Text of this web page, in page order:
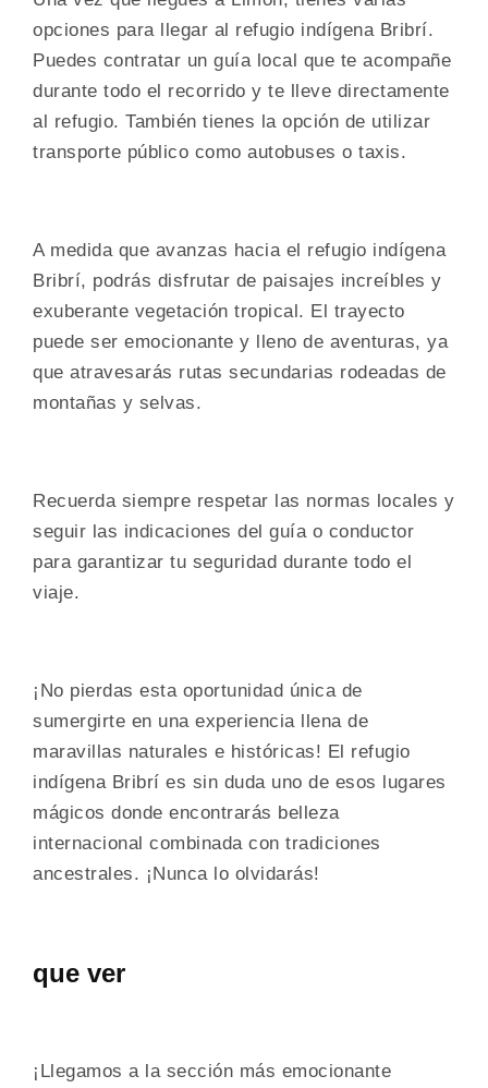
opciones para llegar al refugio indígena Bribrí.
Puedes contratar un guía local que te acompañe
durante todo el recorrido y te lleve directamente
al refugio. También tienes la opción de utilizar
transporte público como autobuses o taxis.
A medida que avanzas hacia el refugio indígena
Bribrí, podrás disfrutar de paisajes increíbles y
exuberante vegetación tropical. El trayecto
puede ser emocionante y lleno de aventuras, ya
que atravesarás rutas secundarias rodeadas de
montañas y selvas.
Recuerda siempre respetar las normas locales y
seguir las indicaciones del guía o conductor
para garantizar tu seguridad durante todo el
viaje.
¡No pierdas esta oportunidad única de
sumergirte en una experiencia llena de
maravillas naturales e históricas! El refugio
indígena Bribrí es sin duda uno de esos lugares
mágicos donde encontrarás belleza
internacional combinada con tradiciones
ancestrales. ¡Nunca lo olvidarás!
que ver
¡Llegamos a la sección más emocionante